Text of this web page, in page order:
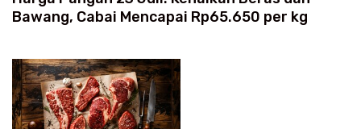
Bawang, Cabai Mencapai Rp65.650 per kg